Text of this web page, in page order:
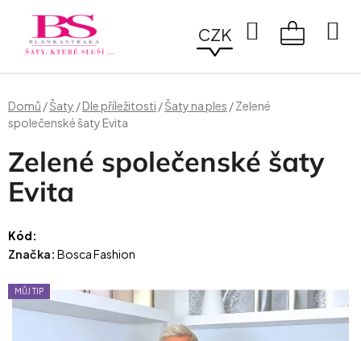
obsah
CZK
Hledat
Domů /Šaty /Dle příležitosti /Šaty na ples /Zelené
společenské šaty Evita
Zelené společenské šaty
Evita
Kód:
Značka: Bosca Fashion
MŮJ TIP